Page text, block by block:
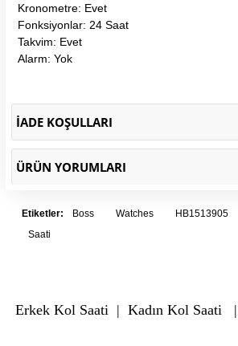
Kronometre: Evet
Fonksiyonlar: 24 Saat
Takvim: Evet
Alarm: Yok
İADE KOŞULLARI
ÜRÜN YORUMLARI
Etiketler: Boss Watches HB1513905
Saati
Erkek Kol Saati | Kadın Kol Saati |